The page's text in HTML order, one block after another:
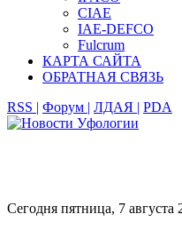
CIAE
IAE-DEFCO
Fulcrum
КАРТА САЙТА
ОБРАТНАЯ СВЯЗЬ
RSS | Форум | ЛДАЯ | PDA
Сегодня пятница, 7 августа